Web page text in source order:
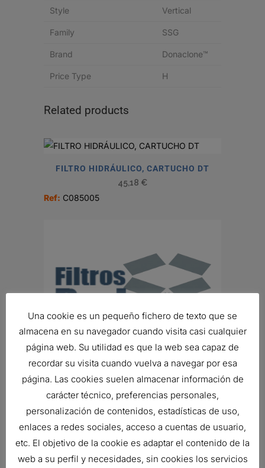
Style Vertical
Family SSG
Brand Donaclone™
Price Type H
Related products
FILTRO HIDRÁULICO, CARTUCHO DT
45,18 €
Ref: C085005
FILTRO DE AIRE, FHG CYCLOPAC
Ref:G140323
Una cookie es un pequeño fichero de texto que se
almacena en su navegador cuando visita casi cualquier
página web. Su utilidad es que la web sea capaz de
recordar su visita cuando vuelva a navegar por esa
página. Las cookies suelen almacenar información de
carácter técnico, preferencias personales,
personalización de contenidos, estadísticas de uso,
enlaces a redes sociales, acceso a cuentas de usuario,
etc. El objetivo de la cookie es adaptar el contenido de la
web a su perfil y necesidades, sin cookies los servicios